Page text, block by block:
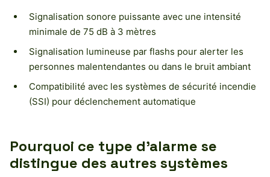
Signalisation sonore puissante avec une intensité
minimale de 75 dB à 3 mètres
Signalisation lumineuse par flashs pour alerter les
personnes malentendantes ou dans le bruit ambiant
Compatibilité avec les systèmes de sécurité incendie
(SSI) pour déclenchement automatique
Pourquoi ce type d’alarme se
distingue des autres systèmes